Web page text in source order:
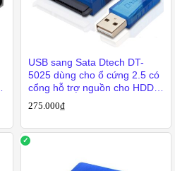
USB sang Sata Dtech DT-
5025 dùng cho ổ cứng 2.5 có
cổng hỗ trợ nguồn cho HDD
3.5
275.000₫